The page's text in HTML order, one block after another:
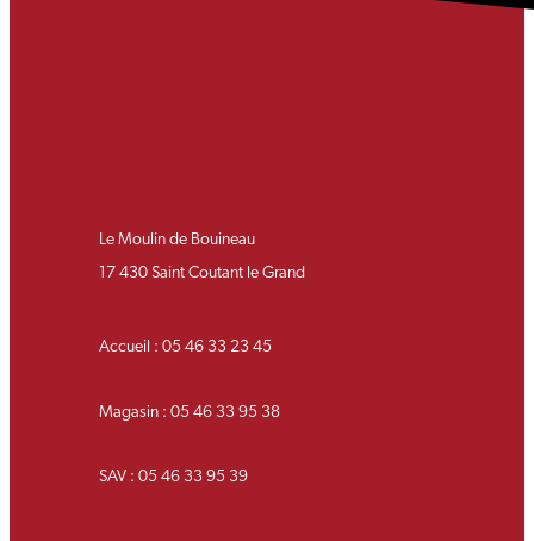
Le Moulin de Bouineau
17 430 Saint Coutant le Grand
Accueil : 05 46 33 23 45
Magasin : 05 46 33 95 38
SAV : 05 46 33 95 39